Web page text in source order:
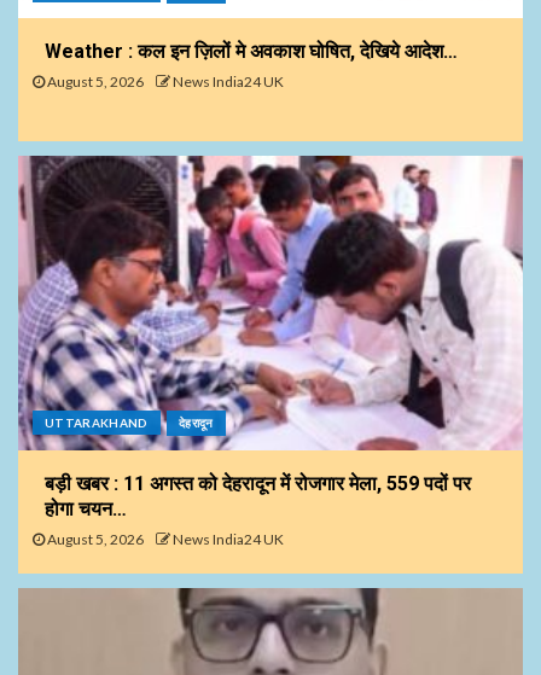
Weather : कल इन ज़िलों मे अवकाश घोषित, देखिये आदेश…
August 5, 2026 News India24 UK
UTTARAKHAND देहरादून
बड़ी खबर : 11 अगस्त को देहरादून में रोजगार मेला, 559 पदों पर
होगा चयन…
August 5, 2026 News India24 UK